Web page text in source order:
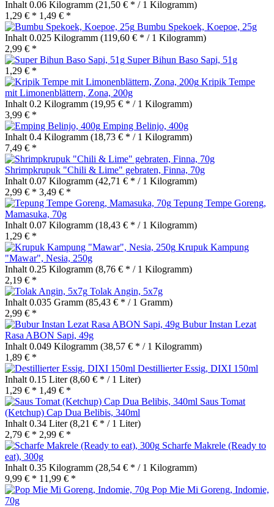
Inhalt 0.06 Kilogramm (21,50 € * / 1 Kilogramm)
1,29 € * 1,49 € *
Bumbu Spekoek, Koepoe, 25g
Inhalt 0.025 Kilogramm (119,60 € * / 1 Kilogramm)
2,99 € *
Super Bihun Baso Sapi, 51g
1,29 € *
Kripik Tempe
mit Limonenblättern, Zona, 200g
Inhalt 0.2 Kilogramm (19,95 € * / 1 Kilogramm)
3,99 € *
Emping Belinjo, 400g
Inhalt 0.4 Kilogramm (18,73 € * / 1 Kilogramm)
7,49 € *
Shrimpkrupuk "Chili & Lime" gebraten, Finna, 70g
Inhalt 0.07 Kilogramm (42,71 € * / 1 Kilogramm)
2,99 € * 3,49 € *
Tepung Tempe Goreng,
Mamasuka, 70g
Inhalt 0.07 Kilogramm (18,43 € * / 1 Kilogramm)
1,29 € *
Krupuk Kampung
"Mawar", Nesia, 250g
Inhalt 0.25 Kilogramm (8,76 € * / 1 Kilogramm)
2,19 € *
Tolak Angin, 5x7g
Inhalt 0.035 Gramm (85,43 € * / 1 Gramm)
2,99 € *
Bubur Instan Lezat
Rasa ABON Sapi, 49g
Inhalt 0.049 Kilogramm (38,57 € * / 1 Kilogramm)
1,89 € *
Destillierter Essig, DIXI 150ml
Inhalt 0.15 Liter(8,60 € * / 1 Liter)
1,29 € * 1,49 € *
Saus Tomat
(Ketchup) Cap Dua Belibis, 340ml
Inhalt 0.34 Liter(8,21 € * / 1 Liter)
2,79 € * 2,99 € *
Scharfe Makrele (Ready to
eat), 300g
Inhalt 0.35 Kilogramm (28,54 € * / 1 Kilogramm)
9,99 € * 11,99 € *
Pop Mie Mi Goreng, Indomie,
70g